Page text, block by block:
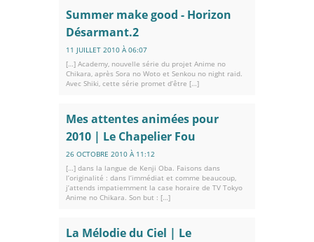
Summer make good - Horizon
Désarmant.2
11 JUILLET 2010 À 06:07
[…] Academy, nouvelle série du projet Anime no
Chikara, après Sora no Woto et Senkou no night raid.
Avec Shiki, cette série promet d’être […]
Mes attentes animées pour
2010 | Le Chapelier Fou
26 OCTOBRE 2010 À 11:12
[…] dans la langue de Kenji Oba. Faisons dans
l’originalité : dans l’immédiat et comme beaucoup,
j’attends impatiemment la case horaire de TV Tokyo
Anime no Chikara. Son but : […]
La Mélodie du Ciel | Le